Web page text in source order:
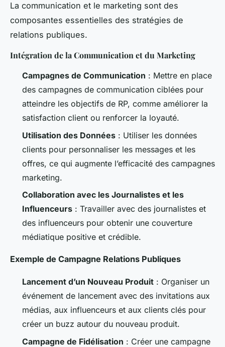
La communication et le marketing sont des
composantes essentielles des stratégies de
relations publiques.
Intégration de la Communication et du Marketing
Campagnes de Communication : Mettre en place
des campagnes de communication ciblées pour
atteindre les objectifs de RP, comme améliorer la
satisfaction client ou renforcer la loyauté.
Utilisation des Données : Utiliser les données
clients pour personnaliser les messages et les
offres, ce qui augmente l’efficacité des campagnes
marketing.
Collaboration avec les Journalistes et les
Influenceurs : Travailler avec des journalistes et
des influenceurs pour obtenir une couverture
médiatique positive et crédible.
Exemple de Campagne Relations Publiques
Lancement d’un Nouveau Produit : Organiser un
événement de lancement avec des invitations aux
médias, aux influenceurs et aux clients clés pour
créer un buzz autour du nouveau produit.
Campagne de Fidélisation : Créer une campagne